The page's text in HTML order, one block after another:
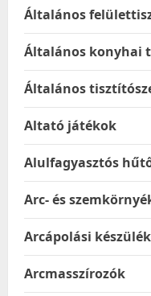
Általános
Általános konyhai
Általános
Altató játékok
Alulfagyasztós
Arc- és
Arcápolási
Arcmasszírozók